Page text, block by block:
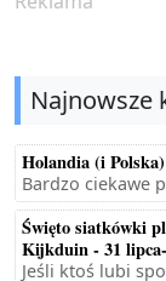
Najnowsze
Holandia (i
Bardzo ciekawe
Święto siatkówki
Kijkduin - 31
Jeśli ktoś lubi